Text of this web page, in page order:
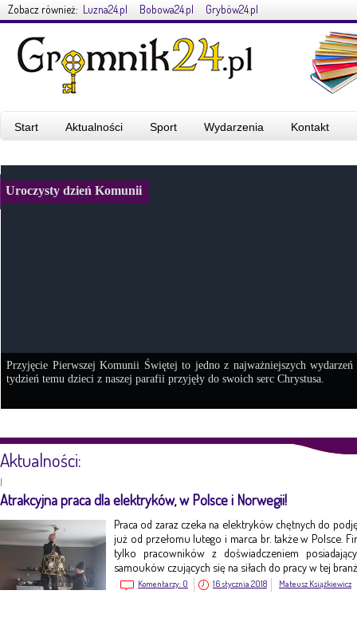
Zobacz również: Luzna24.pl Bobowa24.pl Grybów24.pl
Start Aktualności Sport Wydarzenia Kontakt
Uroczysty dzień Komunii
Przyjęcie Pierwszej Komunii Świętej to jedno z najważniejszych
tydzień temu dzieci z naszej parafii przyjęły do swoich serc Chrystusa.
Aktualności:
|
Atrakcyjna praca dla elektryków, w Polsce i Norwegii!
Praca od zaraz czeka na elektryków chętnych do
już od przełomu lutego i marca br. także w Polsce.
tylko pracowników z doświadczeniem
samouków czujących się na siłach do pracy w tej
Komentarzy: 0 16 stycznia 2018 Mateusz Książkiewicz